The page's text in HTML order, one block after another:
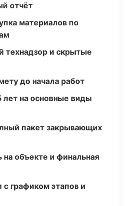
отчёт
материалов по
технадзор и скрытые
до начала работ
лет на основные виды
пакет закрывающих
на объекте и финальная
с графиком этапов и